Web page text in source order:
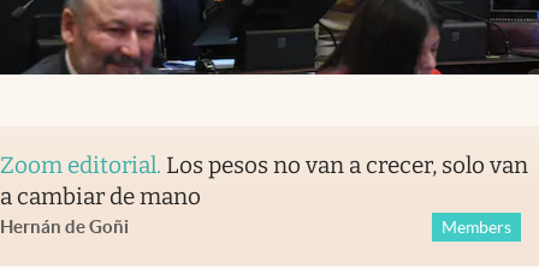
Zoom editorial. Los pesos no van a crecer, solo van
a cambiar de mano
Hernán de Goñi Members